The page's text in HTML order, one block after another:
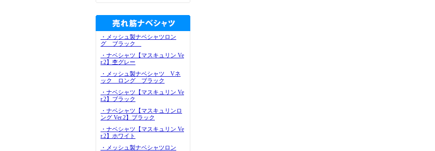
・メッシュ製ナベシャツロン
グ ブラック
・ナベシャツ【マスキュリン Ve
r.2】杢グレー
・メッシュ製ナベシャツ Vネ
ック ロング ブラック
・ナベシャツ【マスキュリン Ve
r.2】ブラック
・ナベシャツ【マスキュリンロ
ング Ver.2】ブラック
・ナベシャツ【マスキュリン Ve
r.2】ホワイト
・メッシュ製ナベシャツロン